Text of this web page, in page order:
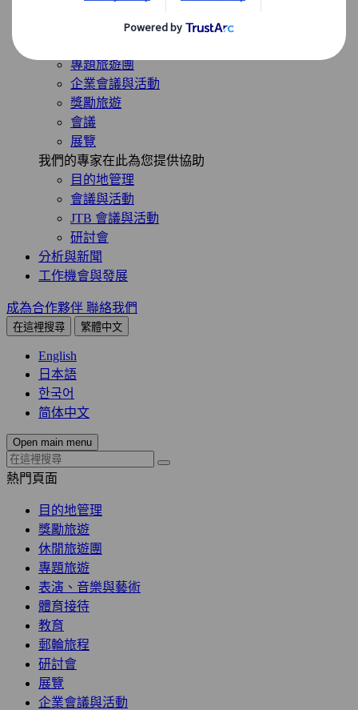
專題旅遊團
企業會議與活動
獎勵旅遊
會議
展覽
我們的專家在此為您提供協助
目的地管理
會議與活動
JTB 會議與活動
研討會
分析與新聞
工作機會與發展
成為合作夥伴 聯絡我們
在這裡搜尋 繁體中文
English
日本語
한국어
简体中文
Open main menu
熱門頁面
目的地管理
獎勵旅遊
休閒旅遊團
專題旅遊
表演、音樂與藝術
體育接待
教育
郵輪旅程
研討會
展覽
企業會議與活動